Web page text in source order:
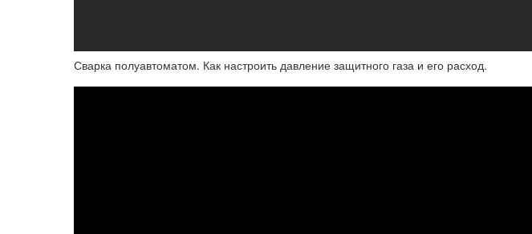
Сварка полуавтоматом. Как настроить давление защитного газа и его расход.